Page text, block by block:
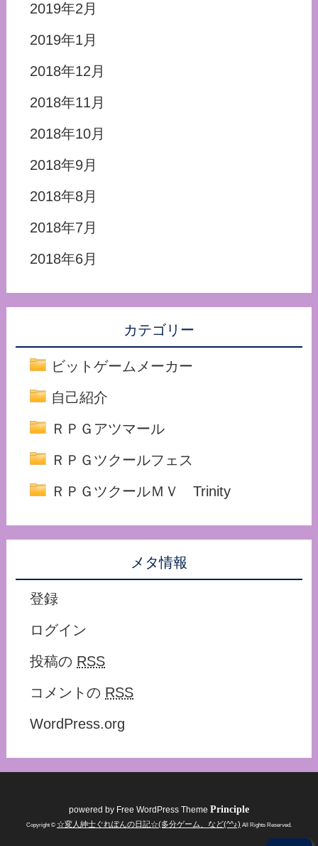
2019年2月
2019年1月
2018年12月
2018年11月
2018年10月
2018年9月
2018年8月
2018年7月
2018年6月
カテゴリー
ビットゲームメーカー
自己紹介
ＲＰＧアツマール
ＲＰＧツクールフェス
ＲＰＧツクールＭＶ Trinity
メタ情報
登録
ログイン
投稿の RSS
コメントの RSS
WordPress.org
powered by Free WordPress Theme Principle
Copyright © ☆変人紳士ぐれぽんの日記☆(多分ゲーム、など(^^♪) All Rights Reserved.